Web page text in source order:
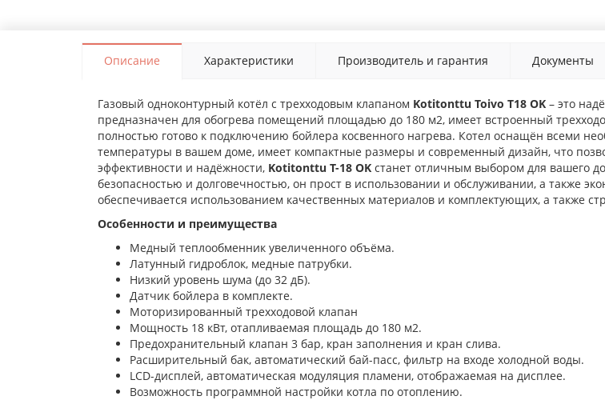
Описание Характеристики Производитель и гарантия Документы
Газовый одноконтурный котёл с трехходовым клапаном Kotitonttu Toivo T18 OK – это
предназначен для обогрева помещений площадью до 180 м2, имеет встроенный
полностью готово к подключению бойлера косвенного нагрева. Котел оснащён всеми
температуры в вашем доме, имеет компактные размеры и современный дизайн, что
эффективности и надёжности, Kotitonttu T-18 OK станет отличным выбором для вашего
безопасностью и долговечностью, он прост в использовании и обслуживании, а также
обеспечивается использованием качественных материалов и комплектующих, а также
Особенности и преимущества
Медный теплообменник увеличенного объёма.
Латунный гидроблок, медные патрубки.
Низкий уровень шума (до 32 дБ).
Датчик бойлера в комплекте.
Моторизированный трехходовой клапан
Мощность 18 кВт, отапливаемая площадь до 180 м2.
Предохранительный клапан 3 бар, кран заполнения и кран слива.
Расширительный бак, автоматический бай-пасс, фильтр на входе холодной воды.
LCD-дисплей, автоматическая модуляция пламени, отображаемая на дисплее.
Возможность программной настройки котла по отоплению.